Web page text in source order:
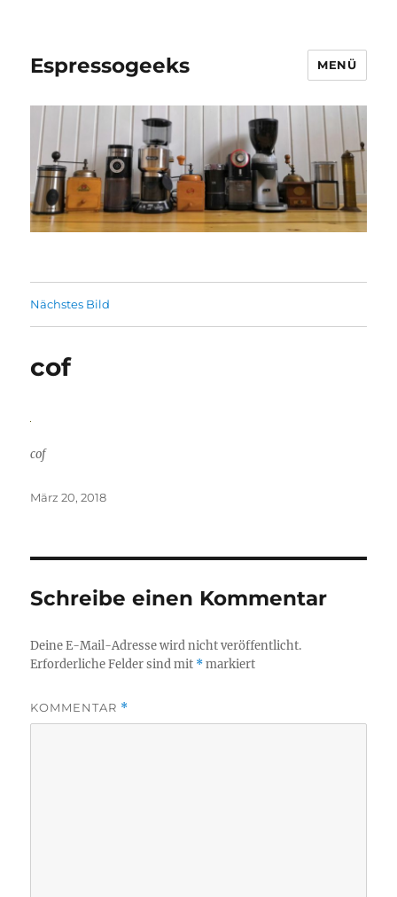
Espressogeeks MENÜ
Nächstes Bild
cof
cof
Veröffentlicht
März 20, 2018
Schreibe einen Kommentar
Deine E-Mail-Adresse wird nicht veröffentlicht.
Erforderliche Felder sind mit *markiert
KOMMENTAR *